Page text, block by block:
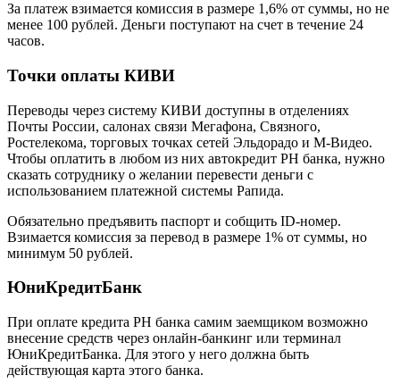
За платеж взимается комиссия в размере 1,6% от суммы, но не
менее 100 рублей. Деньги поступают на счет в течение 24
часов.
Точки оплаты КИВИ
Переводы через систему КИВИ доступны в отделениях
Почты России, салонах связи Мегафона, Связного,
Ростелекома, торговых точках сетей Эльдорадо и М-Видео.
Чтобы оплатить в любом из них автокредит РН банка, нужно
сказать сотруднику о желании перевести деньги с
использованием платежной системы Рапида.
Обязательно предъявить паспорт и собщить ID-номер.
Взимается комиссия за перевод в размере 1% от суммы, но
минимум 50 рублей.
ЮниКредитБанк
При оплате кредита РН банка самим заемщиком возможно
внесение средств через онлайн-банкинг или терминал
ЮниКредитБанка. Для этого у него должна быть
действующая карта этого банка.